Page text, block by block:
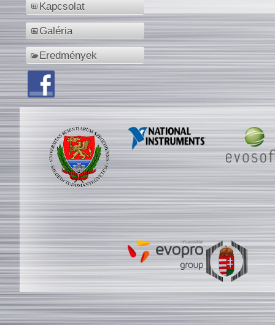
Kapcsolat
Galéria
Eredmények